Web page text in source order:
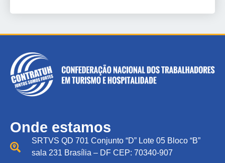
Onde estamos
SRTVS QD 701 Conjunto “D” Lote 05 Bloco “B”
sala 231 Brasília – DF CEP: 70340-907